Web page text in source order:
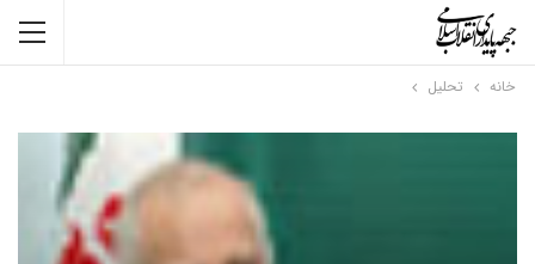
خانه تحلیل